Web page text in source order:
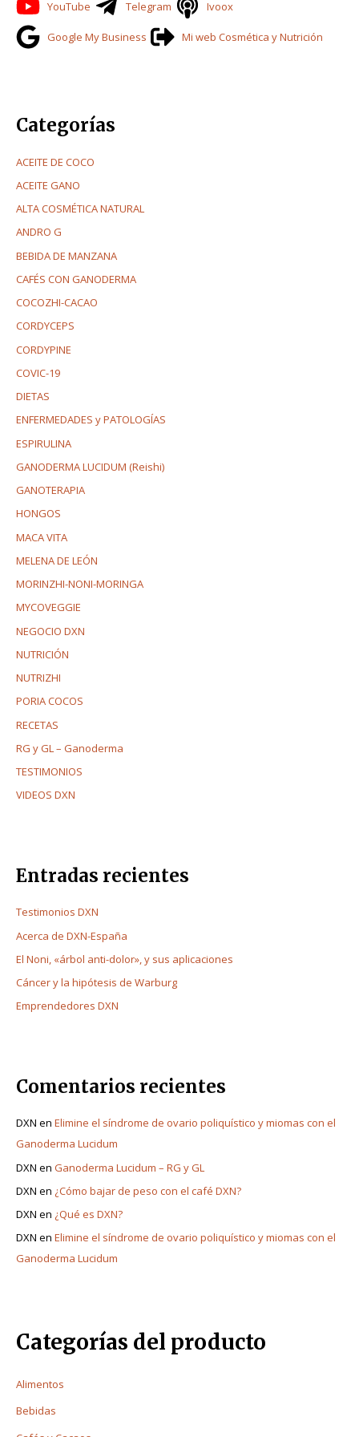
r
:
YouTube Telegram Ivoox
Google My Business Mi web Cosmética y Nutrición
Categorías
ACEITE DE COCO
ACEITE GANO
ALTA COSMÉTICA NATURAL
ANDRO G
BEBIDA DE MANZANA
CAFÉS CON GANODERMA
COCOZHI-CACAO
CORDYCEPS
CORDYPINE
COVIC-19
DIETAS
ENFERMEDADES y PATOLOGÍAS
ESPIRULINA
GANODERMA LUCIDUM (Reishi)
GANOTERAPIA
HONGOS
MACA VITA
MELENA DE LEÓN
MORINZHI-NONI-MORINGA
MYCOVEGGIE
NEGOCIO DXN
NUTRICIÓN
NUTRIZHI
PORIA COCOS
RECETAS
RG y GL – Ganoderma
TESTIMONIOS
VIDEOS DXN
Entradas recientes
Testimonios DXN
Acerca de DXN-España
El Noni, «árbol anti-dolor», y sus aplicaciones
Cáncer y la hipótesis de Warburg
Emprendedores DXN
Comentarios recientes
DXN enElimine el síndrome de ovario poliquístico y miomas con el
Ganoderma Lucidum
DXN enGanoderma Lucidum – RG y GL
DXN en ¿Cómo bajar de peso con el café DXN?
DXN en ¿Qué es DXN?
DXN enElimine el síndrome de ovario poliquístico y miomas con el
Ganoderma Lucidum
Categorías del producto
Alimentos
Bebidas